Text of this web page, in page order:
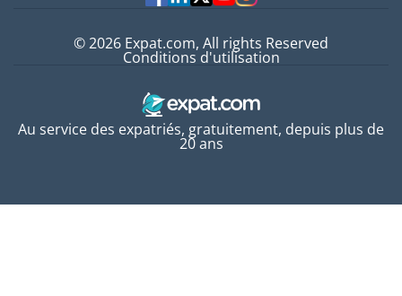
Au service des expatriés, gratuitement, depuis plus de
20 ans
© 2026 Expat.com, All rights Reserved
Conditions d'utilisation